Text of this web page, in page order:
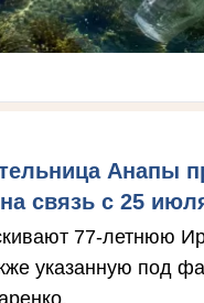
Анапы
связь с 25
77-летнюю
указанную под